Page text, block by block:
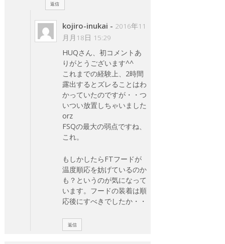
返信
kojiro-inukai - 2016年11
月月18日 15:29
HUQさん、初コメントあ
りがとうございます^^
これまでの経験上、2時間
露出するとズレることはわ
かっていたのですが・・つ
いつい放置しちゃいました
orz
FSQの最大の弱点ですね、
これ。
もしかしたらFTフードが
温度順応を妨げているのか
も？というのが気になって
います。フードの装着は順
応後にすべきでしたか・・
返信